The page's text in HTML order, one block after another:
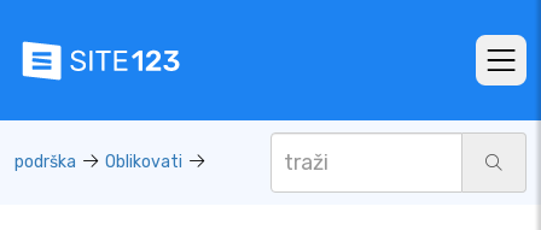
podrška Oblikovati